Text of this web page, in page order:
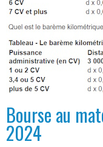
Bourse au
2024